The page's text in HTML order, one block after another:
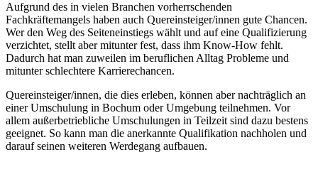
Aufgrund des in vielen Branchen vorherrschenden
Fachkräftemangels haben auch Quereinsteiger/innen gute Chancen.
Wer den Weg des Seiteneinstiegs wählt und auf eine Qualifizierung
verzichtet, stellt aber mitunter fest, dass ihm Know-How fehlt.
Dadurch hat man zuweilen im beruflichen Alltag Probleme und
mitunter schlechtere Karrierechancen.
Quereinsteiger/innen, die dies erleben, können aber nachträglich an
einer Umschulung in Bochum oder Umgebung teilnehmen. Vor
allem außerbetriebliche Umschulungen in Teilzeit sind dazu bestens
geeignet. So kann man die anerkannte Qualifikation nachholen und
darauf seinen weiteren Werdegang aufbauen.